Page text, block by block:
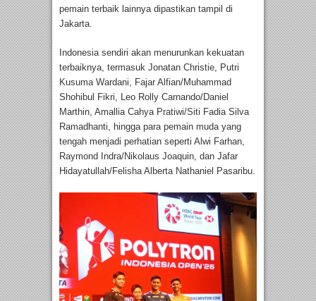
pemain terbaik lainnya dipastikan tampil di
Jakarta.
Indonesia sendiri akan menurunkan kekuatan
terbaiknya, termasuk Jonatan Christie, Putri
Kusuma Wardani, Fajar Alfian/Muhammad
Shohibul Fikri, Leo Rolly Carnando/Daniel
Marthin, Amallia Cahya Pratiwi/Siti Fadia Silva
Ramadhanti, hingga para pemain muda yang
tengah menjadi perhatian seperti Alwi Farhan,
Raymond Indra/Nikolaus Joaquin, dan Jafar
Hidayatullah/Felisha Alberta Nathaniel Pasaribu.